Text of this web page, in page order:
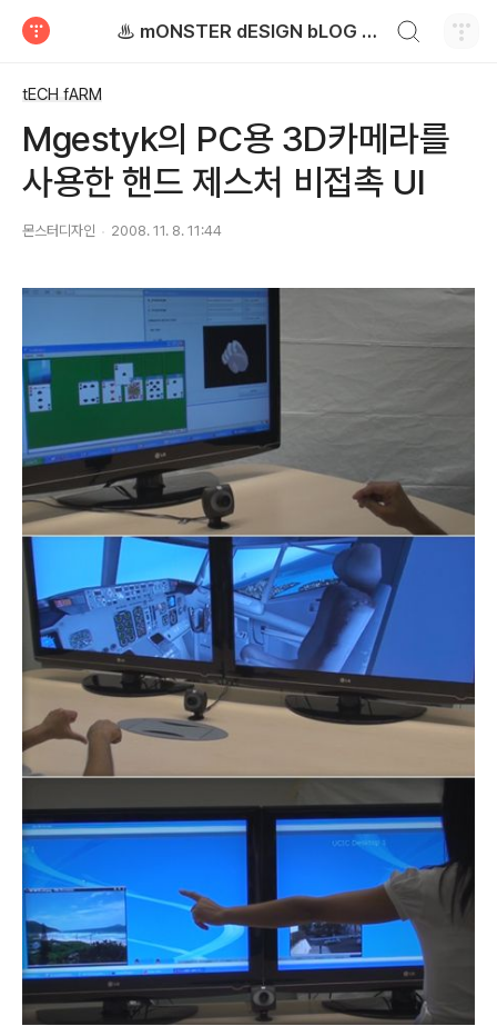
♨ mONSTER dESIGN bLOG - 몬스터디자인 블로그
tECH fARM
Mgestyk의 PC용 3D카메라를
사용한 핸드 제스처 비접촉 UI
몬스터디자인 2008. 11. 8. 11:44